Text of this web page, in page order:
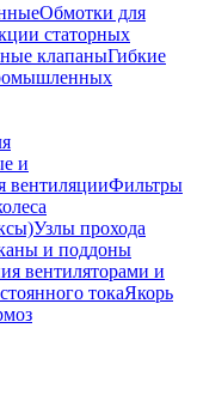
Обмотки для
статорных
клапаныГибкие
и
вентиляцииФильтры
Узлы прохода
и поддоны
вентиляторами и
токаЯкорь